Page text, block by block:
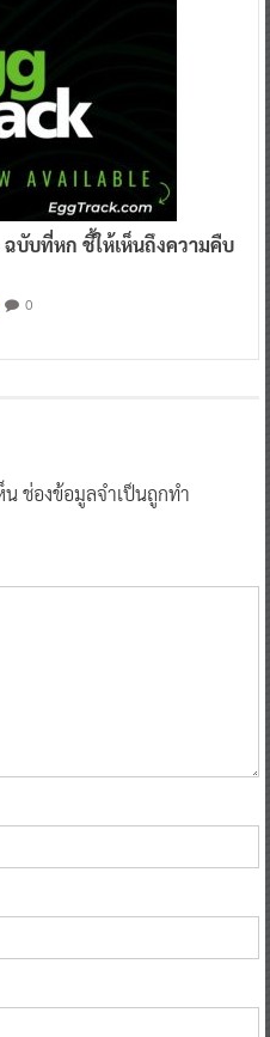
ฉบับที่หก ชี้ให้เห็นถึงความคืบ
0
นช่องข้อมูลจำเป็นถูกทำ